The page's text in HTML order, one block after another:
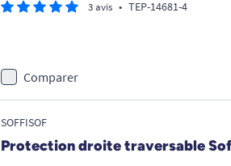
3 avis • TEP-14681-4
Comparer
SOFFISOF
Protection droite traversable